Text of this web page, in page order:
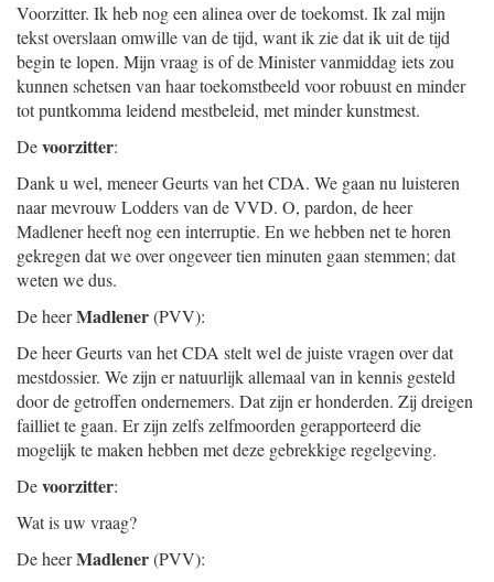
Voorzitter. Ik heb nog een alinea over de toekomst. Ik zal mijn
tekst overslaan omwille van de tijd, want ik zie dat ik uit de tijd
begin te lopen. Mijn vraag is of de Minister vanmiddag iets zou
kunnen schetsen van haar toekomstbeeld voor robuust en minder
tot puntkomma leidend mestbeleid, met minder kunstmest.
Devoorzitter:
Dank u wel, meneer Geurts van het CDA. We gaan nu luisteren
naar mevrouw Lodders van de VVD. O, pardon, de heer
Madlener heeft nog een interruptie. En we hebben net te horen
gekregen dat we over ongeveer tien minuten gaan stemmen; dat
weten we dus.
De heerMadlener(PVV):
De heer Geurts van het CDA stelt wel de juiste vragen over dat
mestdossier. We zijn er natuurlijk allemaal van in kennis gesteld
door de getroffen ondernemers. Dat zijn er honderden. Zij dreigen
failliet te gaan. Er zijn zelfs zelfmoorden gerapporteerd die
mogelijk te maken hebben met deze gebrekkige regelgeving.
Devoorzitter:
Wat is uw vraag?
De heerMadlener(PVV):